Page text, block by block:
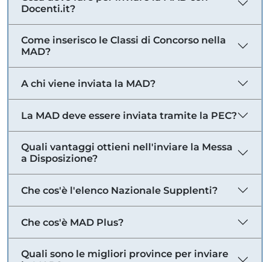
Docenti.it?
Come inserisco le Classi di Concorso nella
MAD?
A chi viene inviata la MAD?
La MAD deve essere inviata tramite la PEC?
Quali vantaggi ottieni nell'inviare la Messa
a Disposizione?
Che cos'è l'elenco Nazionale Supplenti?
Che cos'è MAD Plus?
Quali sono le migliori province per inviare